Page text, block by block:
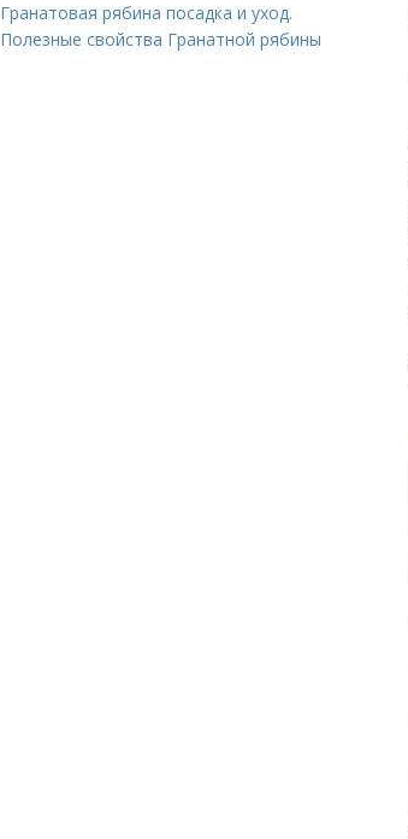
Гранатовая рябина посадка и уход.
Полезные свойства Гранатной рябины